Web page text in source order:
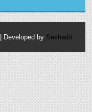
| Developed by Seshadri